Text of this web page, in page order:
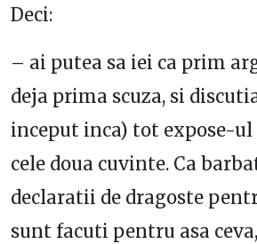
Deci:
– ai putea sa iei ca prim
deja prima scuza, si
inceput inca) tot expose-ul
cele doua cuvinte. Ca
declaratii de dragoste
sunt facuti pentru asa